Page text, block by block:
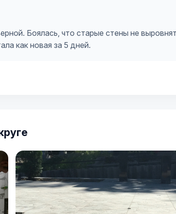
Боялась, что старые стены не
как новая за 5 дней.